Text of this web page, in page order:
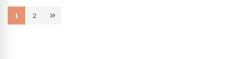
Paginație
Page
1 Page
2